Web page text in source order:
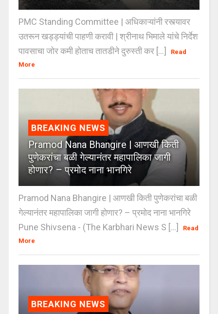
PMC Standing Committee | अधिकाऱ्यांनी रस्त्यावर
उतरून खड्ड्यांची पाहणी करावी | श्रीनाथ भिमाले यांचे निर्देश
पावसाचा जोर कमी होताच तातडीने दुरुस्ती कर [...]
Read
More
BREAKING NEWS
Pramod Nana Bhangire | आणखी किती
पुणेकरांचा बळी गेल्यानंतर महापालिका जागी
होणार? – प्रमोद नाना भानगिरे
Pramod Nana Bhangire | आणखी किती पुणेकरांचा बळी
गेल्यानंतर महापालिका जागी होणार? – प्रमोद नाना भानगिरे
Pune Shivsena - (The Karbhari News S [...]
Read
More
BREAKING NEWS